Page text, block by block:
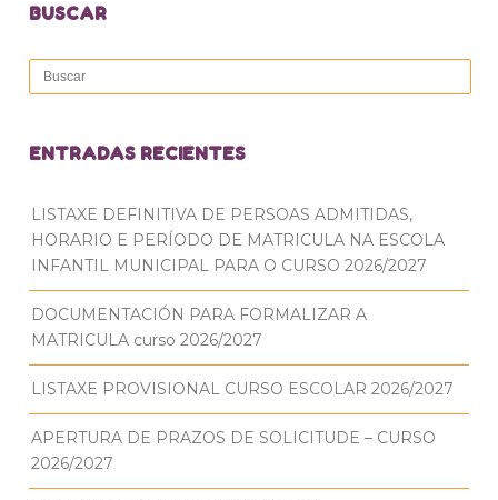
BUSCAR
ENTRADAS RECIENTES
LISTAXE DEFINITIVA DE PERSOAS ADMITIDAS,
HORARIO E PERÍODO DE MATRICULA NA ESCOLA
INFANTIL MUNICIPAL PARA O CURSO 2026/2027
DOCUMENTACIÓN PARA FORMALIZAR A
MATRICULA curso 2026/2027
LISTAXE PROVISIONAL CURSO ESCOLAR 2026/2027
APERTURA DE PRAZOS DE SOLICITUDE – CURSO
2026/2027